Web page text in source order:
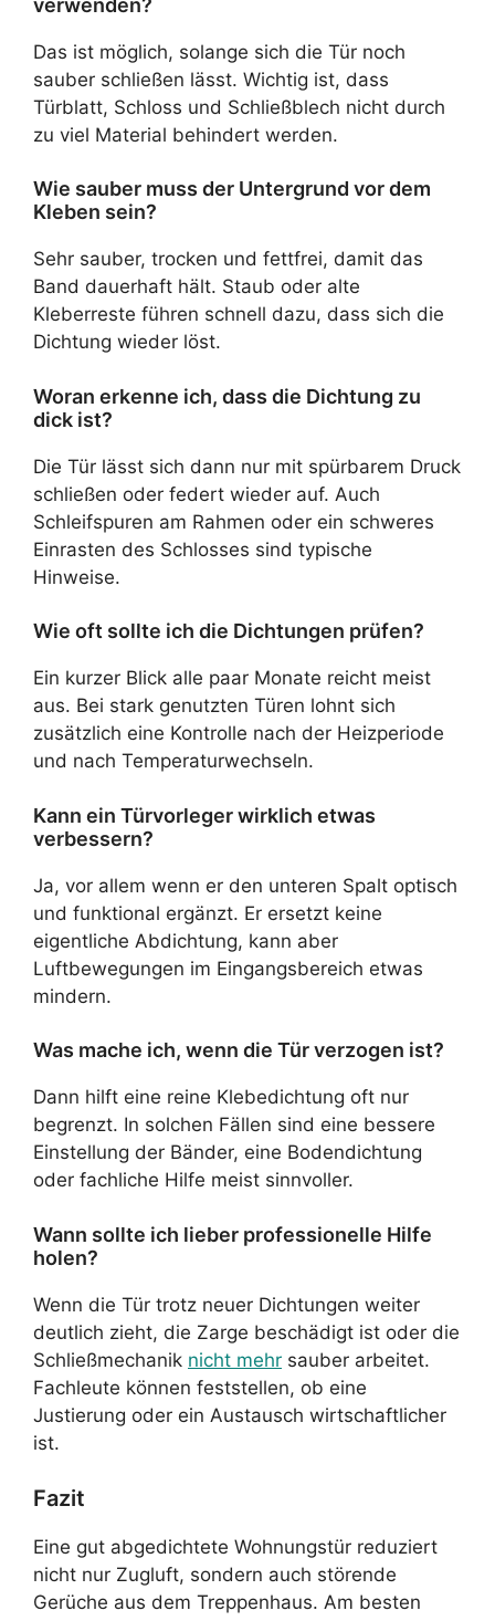
Das ist möglich, solange sich die Tür noch
sauber schließen lässt. Wichtig ist, dass
Türblatt, Schloss und Schließblech nicht durch
zu viel Material behindert werden.
Wie sauber muss der Untergrund vor dem
Kleben sein?
Sehr sauber, trocken und fettfrei, damit das
Band dauerhaft hält. Staub oder alte
Kleberreste führen schnell dazu, dass sich die
Dichtung wieder löst.
Woran erkenne ich, dass die Dichtung zu
dick ist?
Die Tür lässt sich dann nur mit spürbarem Druck
schließen oder federt wieder auf. Auch
Schleifspuren am Rahmen oder ein schweres
Einrasten des Schlosses sind typische
Hinweise.
Wie oft sollte ich die Dichtungen prüfen?
Ein kurzer Blick alle paar Monate reicht meist
aus. Bei stark genutzten Türen lohnt sich
zusätzlich eine Kontrolle nach der Heizperiode
und nach Temperaturwechseln.
Kann ein Türvorleger wirklich etwas
verbessern?
Ja, vor allem wenn er den unteren Spalt optisch
und funktional ergänzt. Er ersetzt keine
eigentliche Abdichtung, kann aber
Luftbewegungen im Eingangsbereich etwas
mindern.
Was mache ich, wenn die Tür verzogen ist?
Dann hilft eine reine Klebedichtung oft nur
begrenzt. In solchen Fällen sind eine bessere
Einstellung der Bänder, eine Bodendichtung
oder fachliche Hilfe meist sinnvoller.
Wann sollte ich lieber professionelle Hilfe
holen?
Wenn die Tür trotz neuer Dichtungen weiter
deutlich zieht, die Zarge beschädigt ist oder die
Schließmechanik nicht mehr sauber arbeitet.
Fachleute können feststellen, ob eine
Justierung oder ein Austausch wirtschaftlicher
ist.
Fazit
Eine gut abgedichtete Wohnungstür reduziert
nicht nur Zugluft, sondern auch störende
Gerüche aus dem Treppenhaus. Am besten